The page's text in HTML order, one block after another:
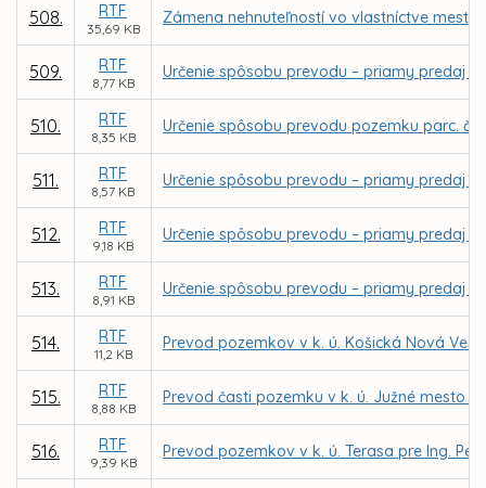
508. RTF
35,69 KB
Zámena nehnuteľností vo vlastníctve mesta
509. RTF
8,77 KB
Určenie spôsobu prevodu – priamy predaj
510. RTF
8,35 KB
Určenie spôsobu prevodu pozemku parc. č.
511. RTF
8,57 KB
Určenie spôsobu prevodu – priamy predaj
512. RTF
9,18 KB
Určenie spôsobu prevodu – priamy predaj
513. RTF
8,91 KB
Určenie spôsobu prevodu – priamy predaj
514. RTF
11,2 KB
Prevod pozemkov v k. ú. Košická Nová
515. RTF
8,88 KB
Prevod časti pozemku v k. ú. Južné mesto
516. RTF
9,39 KB
Prevod pozemkov v k. ú. Terasa pre Ing.